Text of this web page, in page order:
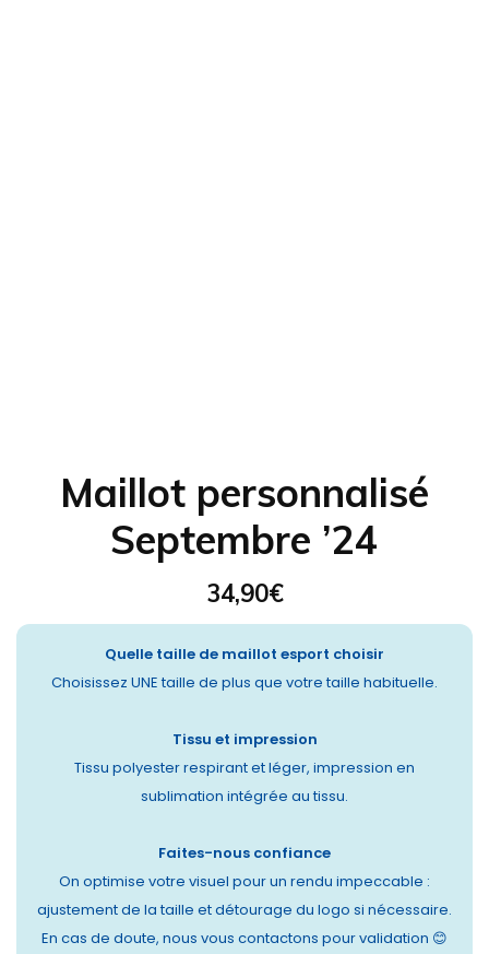
Maillot personnalisé
Septembre ’24
34,90€
Quelle taille de maillot esport choisir
Choisissez UNE taille de plus que votre taille habituelle.
Tissu et impression
Tissu polyester respirant et léger, impression en
sublimation intégrée au tissu.
Faites-nous confiance
On optimise votre visuel pour un rendu impeccable :
ajustement de la taille et détourage du logo si nécessaire.
En cas de doute, nous vous contactons pour validation 😊